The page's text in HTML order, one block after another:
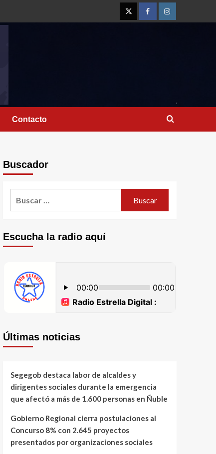
Contacto
Buscador
Escucha la radio aquí
Últimas noticias
Segegob destaca labor de alcaldes y
dirigentes sociales durante la emergencia
que afectó a más de 1.600 personas en Ñuble
Gobierno Regional cierra postulaciones al
Concurso 8% con 2.645 proyectos
presentados por organizaciones sociales